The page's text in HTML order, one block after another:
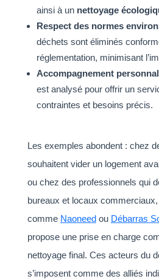
ainsi à un nettoyage
Respect des normes
déchets sont éliminés
réglementation, minimisant
Accompagnement
est analysé pour offrir un
contraintes et besoins précis.
Les exemples abondent : chez
souhaitent vider un logement
ou chez des professionnels qui
bureaux et locaux
comme Naoneedou Débarras
propose une prise en charge
nettoyage final. Ces acteurs du
s’imposent comme des alliés